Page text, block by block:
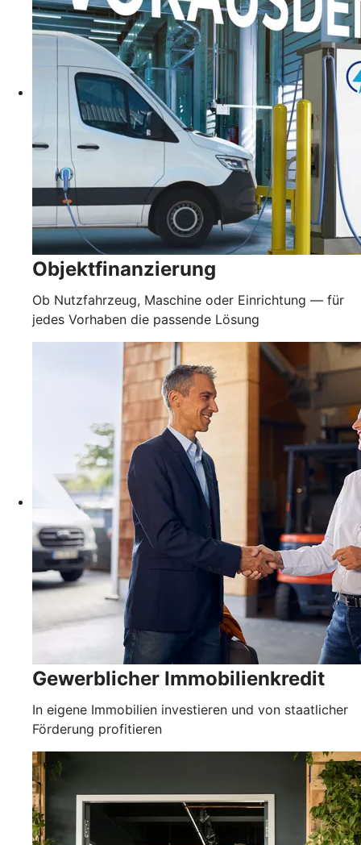
Objektfinanzierung
Ob Nutzfahrzeug, Maschine oder Einrichtung — für
jedes Vorhaben die passende Lösung
Gewerblicher Immobilienkredit
In eigene Immobilien investieren und von staatlicher
Förderung profitieren